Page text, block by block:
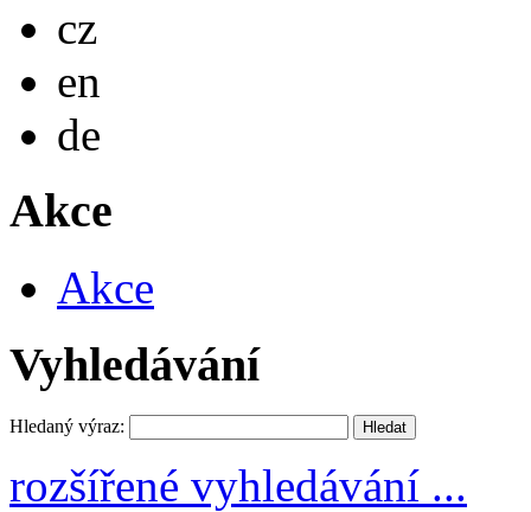
cz
en
de
Akce
Akce
Vyhledávání
Hledaný výraz:
rozšířené vyhledávání ...